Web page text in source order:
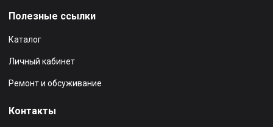
Полезные ссылки
Каталог
Личный кабинет
Ремонт и обсуживание
Контакты